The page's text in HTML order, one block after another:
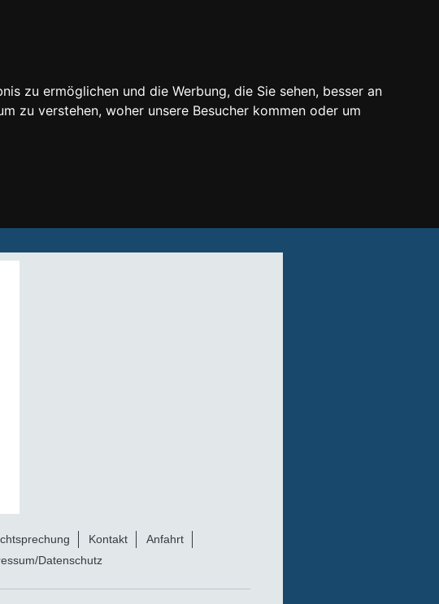
zu ermöglichen und die Werbung, die Sie sehen, besser an
zu verstehen, woher unsere Besucher kommen oder um
Kontakt
Anfahrt
Datenschutz